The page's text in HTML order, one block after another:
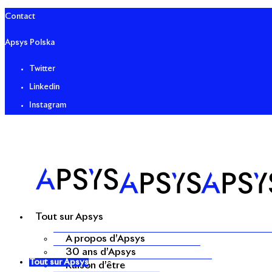
Contact
Apsys Polska
Twitter
Linkedin
Instagram
Tout sur Apsys
A propos d’Apsys
30 ans d’Apsys
Raison d’être
Tout sur Apsys